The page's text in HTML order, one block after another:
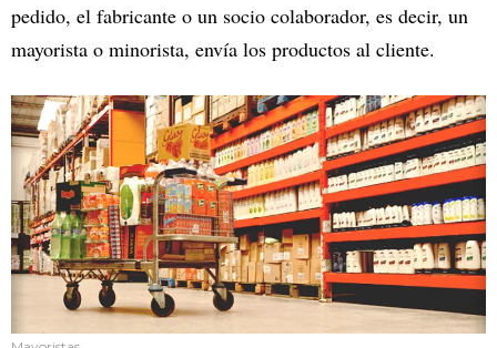
pedido, el fabricante o un socio colaborador, es decir, un
mayorista o minorista, envía los productos al cliente.